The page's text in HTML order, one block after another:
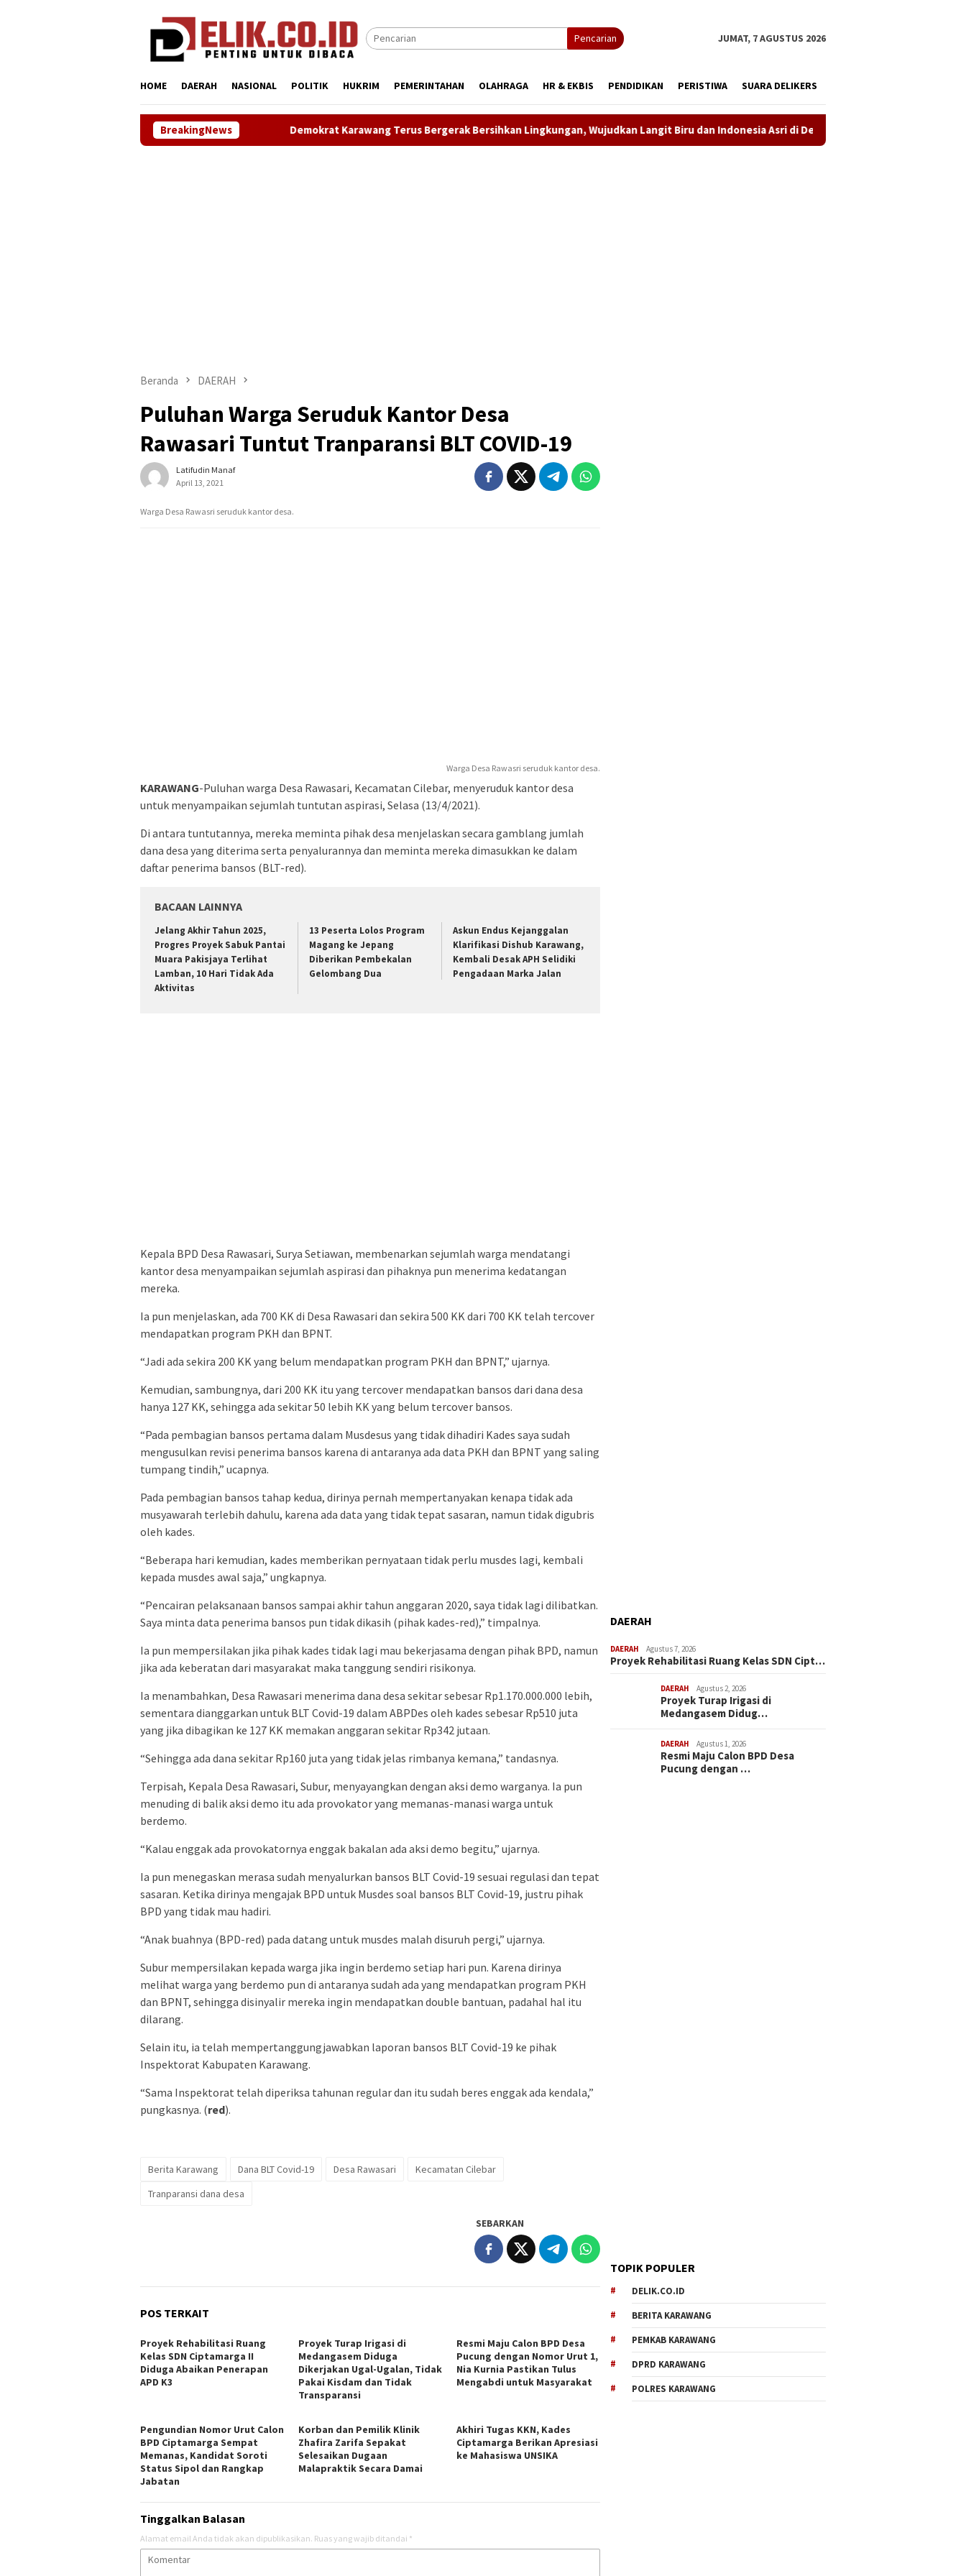
Pencarian JUMAT, 7 AGUSTUS 2026
HOME DAERAH NASIONAL POLITIK HUKRIM PEMERINTAHAN OLAHRAGA HR & EKBIS PENDIDIKAN PERISTIWA SUARA DELIKERS
BreakingNewsDemokrat Karawang Terus Bergerak Bersihkan Lingkungan, Wujudkan Langit Biru dan Indonesia Asri di Desa Kutapohaci
Beranda DAERAH
Puluhan Warga Seruduk Kantor Desa
Rawasari Tuntut Tranparansi BLT COVID-19
Latifudin Manaf
April 13, 2021
Warga Desa Rawasri seruduk kantor desa.
Warga Desa Rawasri seruduk kantor desa.
KARAWANG-Puluhan warga Desa Rawasari, Kecamatan Cilebar, menyeruduk kantor desa
untuk menyampaikan sejumlah tuntutan aspirasi, Selasa (13/4/2021).
Di antara tuntutannya, mereka meminta pihak desa menjelaskan secara gamblang jumlah
dana desa yang diterima serta penyalurannya dan meminta mereka dimasukkan ke dalam
daftar penerima bansos (BLT-red).
BACAAN LAINNYA
Jelang Akhir Tahun 2025,
Progres Proyek Sabuk Pantai
Muara Pakisjaya Terlihat
Lamban, 10 Hari Tidak Ada
Aktivitas
13 Peserta Lolos Program
Magang ke Jepang
Diberikan Pembekalan
Gelombang Dua
Askun Endus Kejanggalan
Klarifikasi Dishub Karawang,
Kembali Desak APH Selidiki
Pengadaan Marka Jalan
Kepala BPD Desa Rawasari, Surya Setiawan, membenarkan sejumlah warga mendatangi
kantor desa menyampaikan sejumlah aspirasi dan pihaknya pun menerima kedatangan
mereka.
Ia pun menjelaskan, ada 700 KK di Desa Rawasari dan sekira 500 KK dari 700 KK telah tercover
mendapatkan program PKH dan BPNT.
“Jadi ada sekira 200 KK yang belum mendapatkan program PKH dan BPNT,” ujarnya.
Kemudian, sambungnya, dari 200 KK itu yang tercover mendapatkan bansos dari dana desa
hanya 127 KK, sehingga ada sekitar 50 lebih KK yang belum tercover bansos.
“Pada pembagian bansos pertama dalam Musdesus yang tidak dihadiri Kades saya sudah
mengusulkan revisi penerima bansos karena di antaranya ada data PKH dan BPNT yang saling
tumpang tindih,” ucapnya.
Pada pembagian bansos tahap kedua, dirinya pernah mempertanyakan kenapa tidak ada
musyawarah terlebih dahulu, karena ada data yang tidak tepat sasaran, namun tidak digubris
oleh kades.
“Beberapa hari kemudian, kades memberikan pernyataan tidak perlu musdes lagi, kembali
kepada musdes awal saja,” ungkapnya.
“Pencairan pelaksanaan bansos sampai akhir tahun anggaran 2020, saya tidak lagi dilibatkan.
Saya minta data penerima bansos pun tidak dikasih (pihak kades-red),” timpalnya.
Ia pun mempersilakan jika pihak kades tidak lagi mau bekerjasama dengan pihak BPD, namun
jika ada keberatan dari masyarakat maka tanggung sendiri risikonya.
Ia menambahkan, Desa Rawasari menerima dana desa sekitar sebesar Rp1.170.000.000 lebih,
sementara dianggarkan untuk BLT Covid-19 dalam ABPDes oleh kades sebesar Rp510 juta
yang jika dibagikan ke 127 KK memakan anggaran sekitar Rp342 jutaan.
“Sehingga ada dana sekitar Rp160 juta yang tidak jelas rimbanya kemana,” tandasnya.
Terpisah, Kepala Desa Rawasari, Subur, menyayangkan dengan aksi demo warganya. Ia pun
menuding di balik aksi demo itu ada provokator yang memanas-manasi warga untuk
berdemo.
“Kalau enggak ada provokatornya enggak bakalan ada aksi demo begitu,” ujarnya.
Ia pun menegaskan merasa sudah menyalurkan bansos BLT Covid-19 sesuai regulasi dan tepat
sasaran. Ketika dirinya mengajak BPD untuk Musdes soal bansos BLT Covid-19, justru pihak
BPD yang tidak mau hadiri.
“Anak buahnya (BPD-red) pada datang untuk musdes malah disuruh pergi,” ujarnya.
Subur mempersilakan kepada warga jika ingin berdemo setiap hari pun. Karena dirinya
melihat warga yang berdemo pun di antaranya sudah ada yang mendapatkan program PKH
dan BPNT, sehingga disinyalir mereka ingin mendapatkan double bantuan, padahal hal itu
dilarang.
Selain itu, ia telah mempertanggungjawabkan laporan bansos BLT Covid-19 ke pihak
Inspektorat Kabupaten Karawang.
“Sama Inspektorat telah diperiksa tahunan regular dan itu sudah beres enggak ada kendala,”
pungkasnya. (red).
Berita Karawang Dana BLT Covid-19 Desa Rawasari
Kecamatan Cilebar
Tranparansi dana desa
SEBARKAN
POS TERKAIT
Proyek Rehabilitasi Ruang
Kelas SDN Ciptamarga II
Diduga Abaikan Penerapan
APD K3
Proyek Turap Irigasi di
Medangasem Diduga
Dikerjakan Ugal-Ugalan, Tidak
Pakai Kisdam dan Tidak
Transparansi
Resmi Maju Calon BPD Desa
Pucung dengan Nomor Urut 1,
Nia Kurnia Pastikan Tulus
Mengabdi untuk Masyarakat
Pengundian Nomor Urut Calon
BPD Ciptamarga Sempat
Memanas, Kandidat Soroti
Status Sipol dan Rangkap
Jabatan
Korban dan Pemilik Klinik
Zhafira Zarifa Sepakat
Selesaikan Dugaan
Malapraktik Secara Damai
Akhiri Tugas KKN, Kades
Ciptamarga Berikan Apresiasi
ke Mahasiswa UNSIKA
Tinggalkan Balasan
Alamat email Anda tidak akan dipublikasikan. Ruas yang wajib ditandai *
DAERAH
DAERAH Agustus 7, 2026
Proyek Rehabilitasi Ruang Kelas SDN Cipt…
DAERAH Agustus 2, 2026
Proyek Turap Irigasi di
Medangasem Didug…
DAERAH Agustus 1, 2026
Resmi Maju Calon BPD Desa
Pucung dengan …
TOPIK POPULER
DELIK.CO.ID
BERITA KARAWANG
PEMKAB KARAWANG
DPRD KARAWANG
POLRES KARAWANG